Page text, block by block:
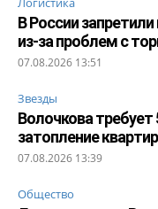
В России
из-за проблем с
07.08.2026 13:51
Звезды
Волочкова требует
затопление
07.08.2026 13:39
Общество